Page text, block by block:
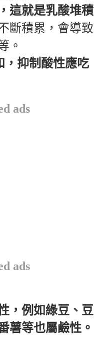
這就是乳酸堆積
斷積累，會導致
。
，抑制酸性應吃
ads
ads
，例如綠豆、豆
薯等也屬鹼性。